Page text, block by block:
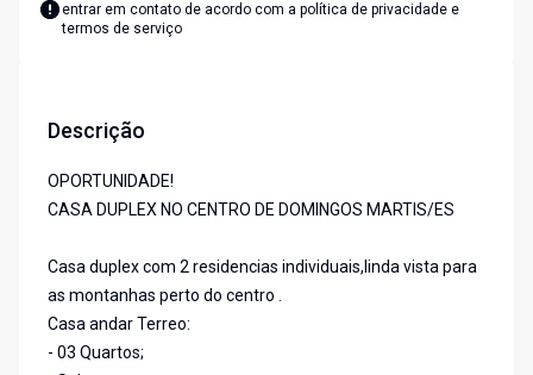
entrar em contato de acordo com a política de privacidade e
termos de serviço
Descrição
OPORTUNIDADE!
CASA DUPLEX NO CENTRO DE DOMINGOS MARTIS/ES
Casa duplex com 2 residencias individuais,linda vista para
as montanhas perto do centro .
Casa andar Terreo:
- 03 Quartos;